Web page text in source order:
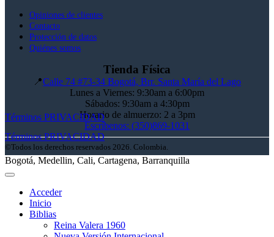
Opiniones de clientes
Contacto
Protección de datos
Quiénes somos
Tienda Física
📍Calle 74 #73-34 Bogotá, Brr. Santa María del Lago
Lunes a Viernes: 9:30am a 6:00pm
Sábados: 9:30am a 4:30pm
Horario de almuerzo: 2 a 3pm
Escríbenos: (350)869-1031
©Todos los derechos reservados 2026. Colombia.
Términos PRIVACIDAD
Términos PRIVACIDAD
Bogotá, Medellin, Cali, Cartagena, Barranquilla
Acceder
Inicio
Biblias
Reina Valera 1960